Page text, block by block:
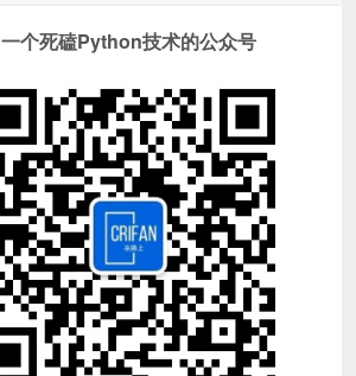
一个死磕Python技术的公众号